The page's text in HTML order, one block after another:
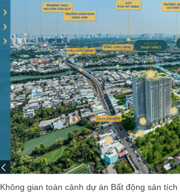
Không gian toàn cảnh dự án Bất động sản